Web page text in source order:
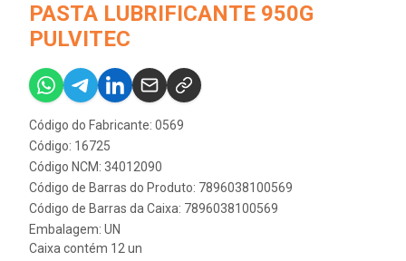
PASTA LUBRIFICANTE 950G
PULVITEC
Código do Fabricante: 0569
Código: 16725
Código NCM: 34012090
Código de Barras do Produto: 7896038100569
Código de Barras da Caixa: 7896038100569
Embalagem: UN
Caixa contém 12 un